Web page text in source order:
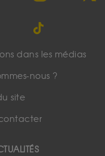
dans les médias
nous ?
site